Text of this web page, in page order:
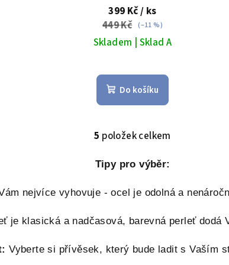
zdarma
399 Kč/ ks
449 Kč (–11 %)
Skladem | Sklad A
Do košíku
O
v
á
a
c
5 položek celkem
Tipy pro výběr:
nejvíce vyhovuje - ocel je odolná a
je klasická a nadčasová, barevná perleť dodá
Vyberte si přívěsek, který bude ladit s Vaším